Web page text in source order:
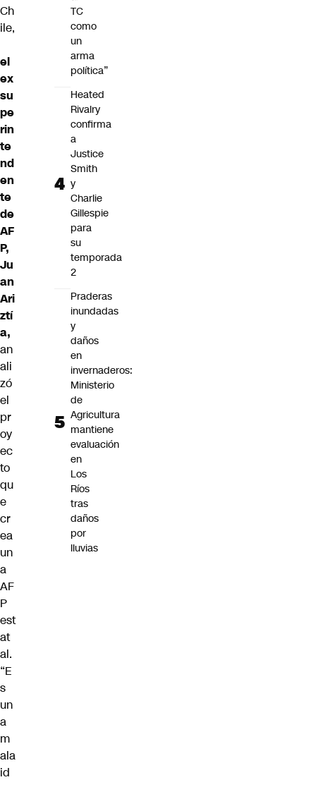
Ch
ile,
el
ex
su
pe
rin
te
nd
en
te
de
AF
P,
Ju
an
Ari
ztí
a,
an
ali
zó
el
pr
oy
ec
to
qu
e
cr
ea
un
a
AF
P
est
at
al.
“E
s
un
a
m
ala
id
TC
como
un
arma
política”
Heated
Rivalry
confirma
a
Justice
Smith
y
Charlie
Gillespie
para
su
temporada
2
Praderas
inundadas
y
daños
en
invernaderos:
Ministerio
de
Agricultura
mantiene
evaluación
en
Los
Ríos
tras
daños
por
lluvias